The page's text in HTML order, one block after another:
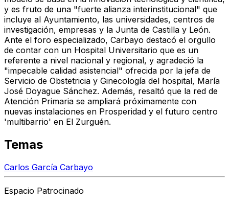
y es fruto de una "fuerte alianza interinstitucional" que
incluye al Ayuntamiento, las universidades, centros de
investigación, empresas y la Junta de Castilla y León.
Ante el foro especializado, Carbayo destacó el orgullo
de contar con un Hospital Universitario que es un
referente a nivel nacional y regional, y agradeció la
"impecable calidad asistencial" ofrecida por la jefa de
Servicio de Obstetricia y Ginecología del hospital, María
José Doyague Sánchez. Además, resaltó que la red de
Atención Primaria se ampliará próximamente con
nuevas instalaciones en Prosperidad y el futuro centro
'multibarrio' en El Zurguén.
Temas
Carlos García Carbayo
Espacio Patrocinado